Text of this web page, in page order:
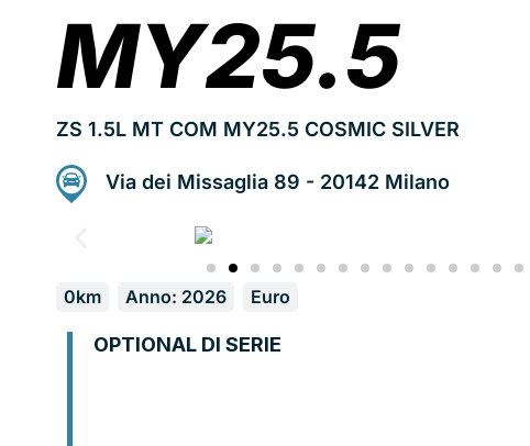
MY25.5
ZS 1.5L MT COM MY25.5 COSMIC SILVER
Via dei Missaglia 89 - 20142 Milano
0km Anno: 2026 Euro
OPTIONAL DI SERIE